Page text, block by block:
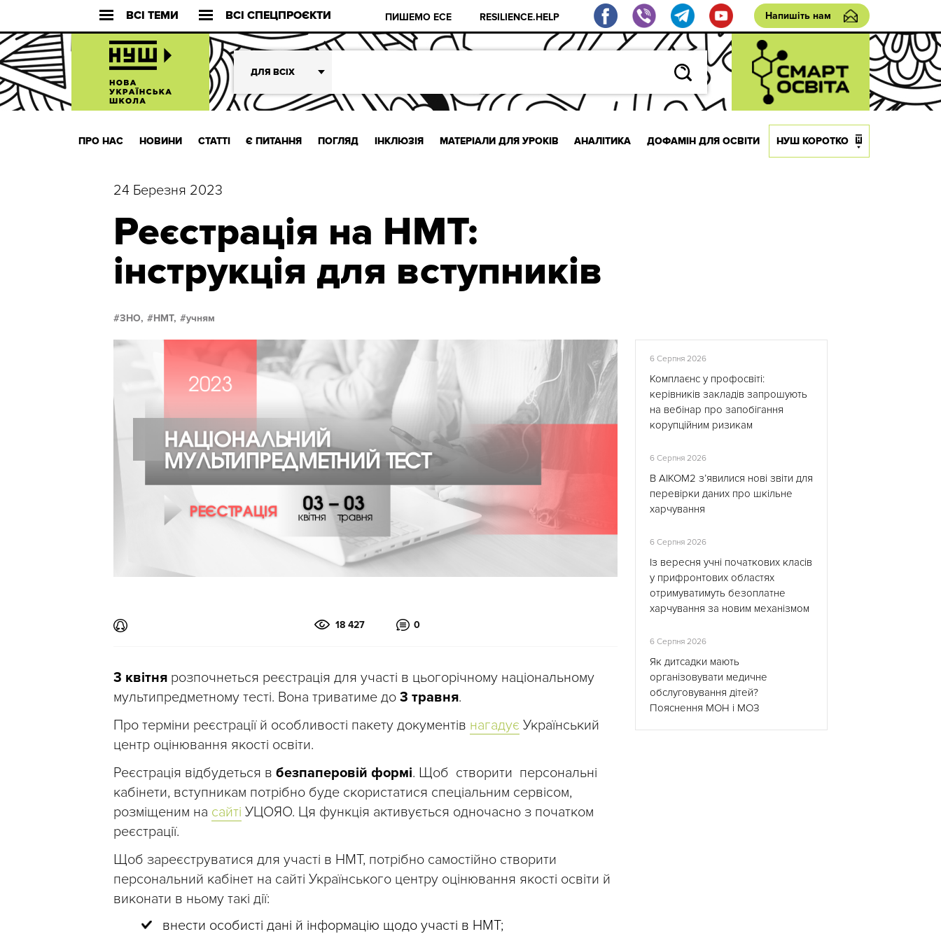
ВСІ ТЕМИ ВСІ СПЕЦПРОЄКТИ ПИШЕМО ЕСЕ RESILIENCE.HELP Напишіть нам
ДЛЯ ВСІХ
ПРО НАС НОВИНИ СТАТТІ Є ПИТАННЯ ПОГЛЯД ІНКЛЮЗІЯ МАТЕРІАЛИ ДЛЯ УРОКІВ АНАЛІТИКА ДОФАМІН ДЛЯ ОСВІТИ НУШ КОРОТКО
24 Березня 2023
Реєстрація на НМТ:
інструкція для вступників
ЗНО, НМТ, учням
18 427 0
3 квітня розпочнеться реєстрація для участі в цьогорічному національному
мультипредметному тесті. Вона триватиме до 3 травня.
Про терміни реєстрації й особливості пакету документів нагадує Український
центр оцінювання якості освіти.
Реєстрація відбудеться в безпаперовій формі. Щоб створити персональні
кабінети, вступникам потрібно буде скористатися спеціальним сервісом,
розміщеним на сайті УЦОЯО. Ця функція активується одночасно з початком
реєстрації.
Щоб зареєструватися для участі в НМТ, потрібно самостійно створити
персональний кабінет на сайті Українського центру оцінювання якості освіти й
виконати в ньому такі дії:
внести особисті дані й інформацію щодо участі в НМТ;
6 Серпня 2026
Комплаєнс у профосвіті:
керівників закладів запрошують
на вебінар про запобігання
корупційним ризикам
6 Серпня 2026
В АІКОМ2 з’явилися нові звіти для
перевірки даних про шкільне
харчування
6 Серпня 2026
Із вересня учні початкових класів
у прифронтових областях
отримуватимуть безоплатне
харчування за новим механізмом
6 Серпня 2026
Як дитсадки мають
організовувати медичне
обслуговування дітей?
Пояснення МОН і МОЗ